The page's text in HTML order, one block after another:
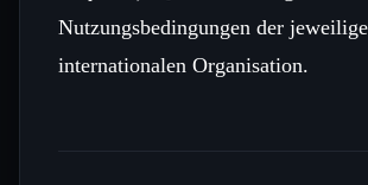
Nutzungsbedingungen der
internationalen Organisation.